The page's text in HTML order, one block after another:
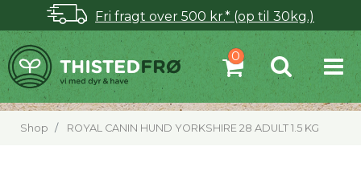
Fri fragt over 500 kr.* (op til 30kg.)
Shop ROYAL CANIN HUND YORKSHIRE 28 ADULT 1.5 KG